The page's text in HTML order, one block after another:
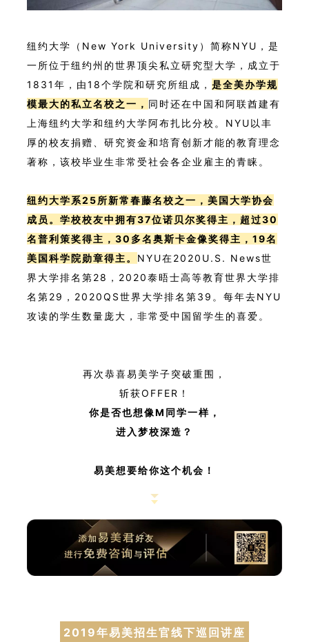
纽约大学（New York University）简称NYU，是
一所位于纽约州的世界顶尖私立研究型大学，成立于
1831年，由18个学院和研究所组成， 是全美办学规
模最大的私立名校之一， 同时还在中国和阿联酋建有
上海纽约大学和纽约大学阿布扎比分校。NYU以丰
厚的校友捐赠、研究资金和培育创新才能的教育理念
著称，该校毕业生非常受社会各企业雇主的青睐。
纽约大学系25所新常春藤名校之一，美国大学协会
成员。学校校友中拥有37位诺贝尔奖得主，超过30
名普利策奖得主，30多名奥斯卡金像奖得主，19名
美国科学院勋章得主。 NYU在2020U.S. News世
界大学排名第28，2020泰晤士高等教育世界大学排
名第29，2020QS世界大学排名第39。每年去NYU
攻读的学生数量庞大，非常受中国留学生的喜爱。
再次恭喜易美学子突破重围，
斩获OFFER！
你是否也想像M同学一样，
进入梦校深造？
易美想要给你这个机会！
2019年易美招生官线下巡回讲座